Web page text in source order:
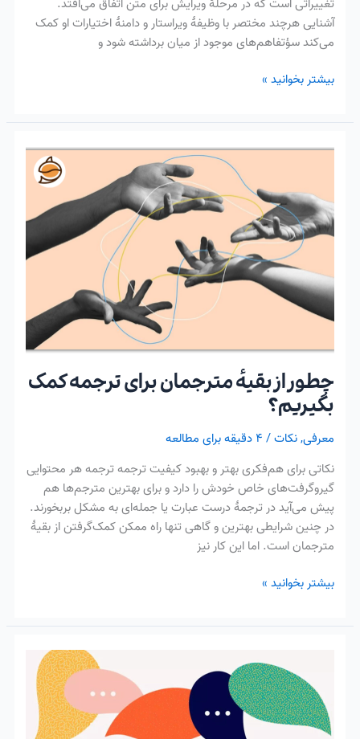
تغییراتی است که در مرحلهٔ ویرایش برای متن اتفاق می‌افتد.
آشنایی هرچند مختصر با وظیفهٔ ویراستار و دامنهٔ اختیارات او کمک
می‌کند سؤتفاهم‌های موجود از میان برداشته شود و
بیشتر بخوانید »
چطور از بقیهٔ مترجمان برای ترجمه کمک
بگیریم؟
معرفی,نکات/ ۴ دقیقه برای مطالعه
نکاتی برای هم‌فکری بهتر و بهبود کیفیت ترجمه ترجمه هر محتوایی
گیروگرفت‌های خاص خودش را دارد و برای بهترین مترجم‌ها هم
پیش می‌آید در ترجمهٔ درست عبارت یا جمله‌ای به مشکل بربخورند.
در چنین شرایطی بهترین و گاهی تنها راه ممکن کمک‌گرفتن از بقیهٔ
مترجمان است. اما این کار نیز
چطور
بقیهٔ
مترجمان
برای
کمک
بگیریم؟
بیشتر بخوانید »
شکسته‌نویسی